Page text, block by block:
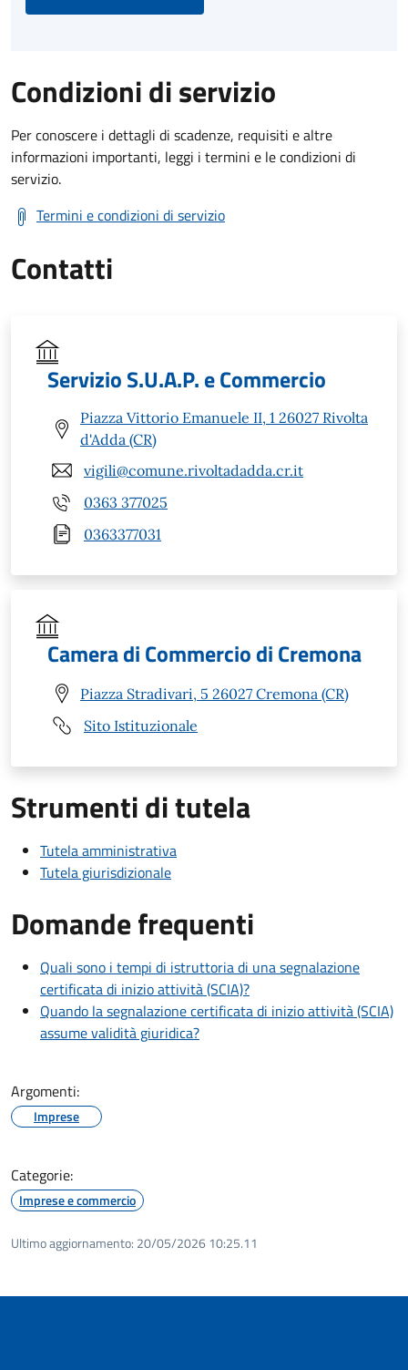
Condizioni di servizio
Per conoscere i dettagli di scadenze, requisiti e altre
informazioni importanti, leggi i termini e le condizioni di
servizio.
Termini e condizioni di servizio
Contatti
Servizio S.U.A.P. e Commercio
Piazza Vittorio Emanuele II, 1 26027 Rivolta
d'Adda (CR)
vigili@comune.rivoltadadda.cr.it
0363 377025
0363377031
Camera di Commercio di Cremona
Piazza Stradivari, 5 26027 Cremona (CR)
Sito Istituzionale
Strumenti di tutela
Tutela amministrativa
Tutela giurisdizionale
Domande frequenti
Quali sono i tempi di istruttoria di una segnalazione
certificata di inizio attività (SCIA)?
Quando la segnalazione certificata di inizio attività (SCIA)
assume validità giuridica?
Argomenti:
Imprese
Categorie:
Imprese e commercio
Ultimo aggiornamento: 20/05/2026 10:25.11